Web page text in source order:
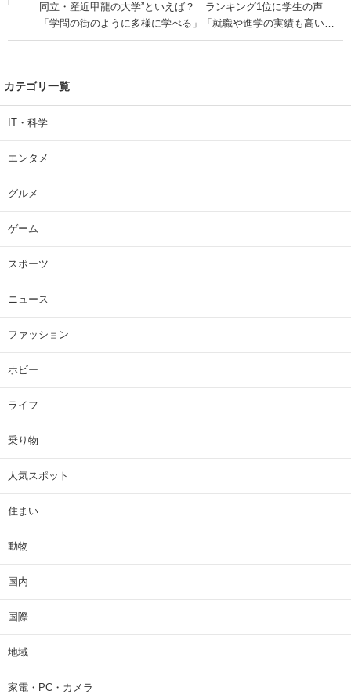
同立・産近甲龍の大学”といえば？ ランキング1位に学生の声
「学問の街のように多様に学べる」「就職や進学の実績も高い」
| 大学 ねとらぼリサーチ
カテゴリ一覧
IT・科学
エンタメ
グルメ
ゲーム
スポーツ
ニュース
ファッション
ホビー
ライフ
乗り物
人気スポット
住まい
動物
国内
国際
地域
家電・PC・カメラ